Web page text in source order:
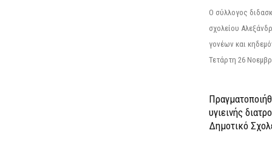
Ο σύλλογος
σχολείου
γονέων και
Τετάρτη 26
υγιεινής
Δημοτικό